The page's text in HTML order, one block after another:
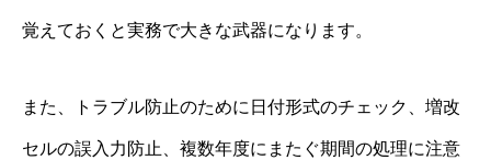
覚えておくと実務で大きな武器になります。
また、トラブル防止のために日付形式のチェック、増改
セルの誤入力防止、複数年度にまたぐ期間の処理に注意